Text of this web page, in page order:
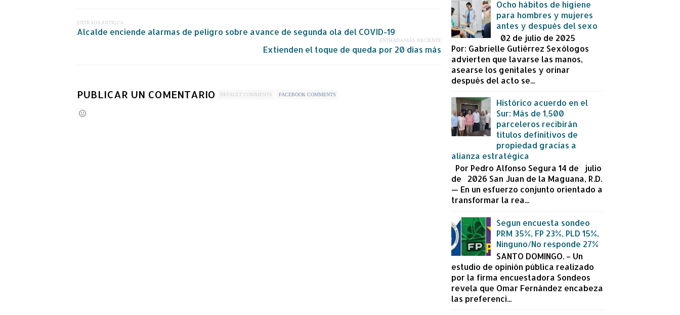
ENTRADA ANTIGUA
Alcalde enciende alarmas de peligro sobre avance de segunda ola del COVID-19
ENTRADA MÁS RECIENTE
Extienden el toque de queda por 20 días más
PUBLICAR UN COMENTARIO DEFAULT COMMENTS FACEBOOK COMMENTS
Ocho hábitos de higiene
para hombres y mujeres
antes y después del sexo
02 de julio de 2025
Por: Gabrielle Gutiérrez Sexólogos
advierten que lavarse las manos,
asearse los genitales y orinar
después del acto se...
Histórico acuerdo en el
Sur: Más de 1,500
parceleros recibirán
títulos definitivos de
propiedad gracias a
alianza estratégica
Por Pedro Alfonso Segura 14 de julio
de 2026 San Juan de la Maguana, R.D.
— En un esfuerzo conjunto orientado a
transformar la rea...
Segun encuesta sondeo
PRM 35%, FP 23%, PLD 15%,
Ninguno/No responde 27%
SANTO DOMINGO. – Un
estudio de opinión pública realizado
por la firma encuestadora Sondeos
revela que Omar Fernández encabeza
las preferenci...